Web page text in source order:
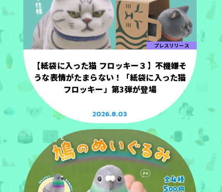
プレスリリース
【紙袋に入った猫 フロッキー３】不機嫌そ
うな表情がたまらない！「紙袋に入った猫
フロッキー」第3弾が登場
2026.8.03